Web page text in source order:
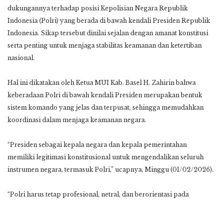
dukungannya terhadap posisi Kepolisian Negara Republik
Indonesia (Polri) yang berada di bawah kendali Presiden Republik
Indonesia. Sikap tersebut dinilai sejalan dengan amanat konstitusi
serta penting untuk menjaga stabilitas keamanan dan ketertiban
nasional.
Hal ini dikatakan oleh Ketua MUI Kab. Basel H. Zahirin bahwa
keberadaan Polri di bawah kendali Presiden merupakan bentuk
sistem komando yang jelas dan terpusat, sehingga memudahkan
koordinasi dalam menjaga keamanan negara.
“Presiden sebagai kepala negara dan kepala pemerintahan
memiliki legitimasi konstitusional untuk mengendalikan seluruh
instrumen negara, termasuk Polri,” ucapnya, Minggu (01/02/2026).
“Polri harus tetap profesional, netral, dan berorientasi pada